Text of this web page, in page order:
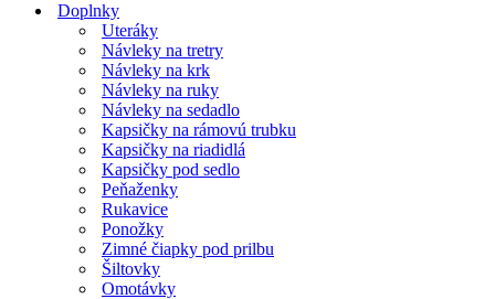
Doplnky
Uteráky
Návleky na tretry
Návleky na krk
Návleky na ruky
Návleky na sedadlo
Kapsičky na rámovú trubku
Kapsičky na riadidlá
Kapsičky pod sedlo
Peňaženky
Rukavice
Ponožky
Zimné čiapky pod prilbu
Šiltovky
Omotávky